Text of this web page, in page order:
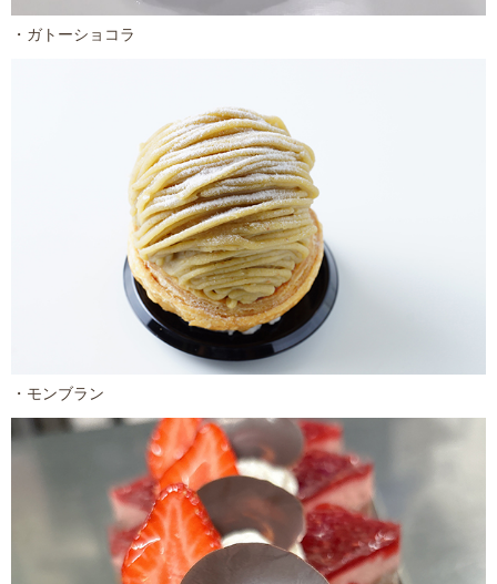
・ガトーショコラ
・モンブラン